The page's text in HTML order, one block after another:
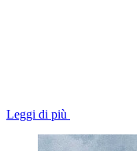
Leggi di più